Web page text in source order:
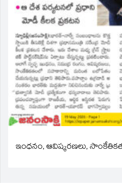
ఇంధనం, ఆవిష్కరణలు,